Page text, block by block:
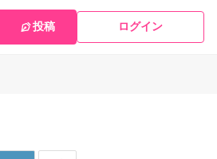
投稿 ログイン